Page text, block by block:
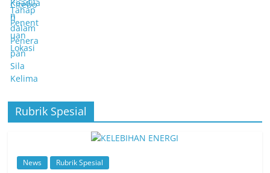
Rubrik Spesial
News Rubrik Spesial